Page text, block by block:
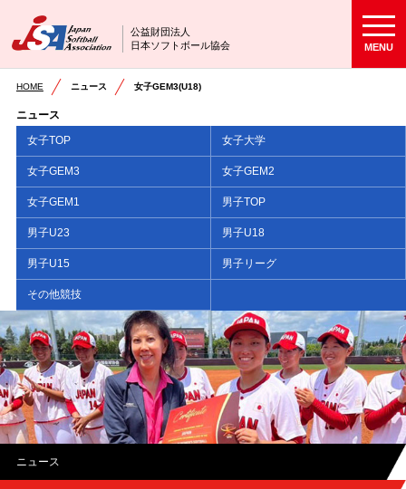
公益財団法人
日本ソフトボール協会
MENU
HOME ニュース 女子GEM3(U18)
ニュース
女子TOP
女子大学
女子GEM3 女子GEM2
女子GEM1 男子TOP
男子U23 男子U18
男子U15 男子リーグ
その他競技
ニュース